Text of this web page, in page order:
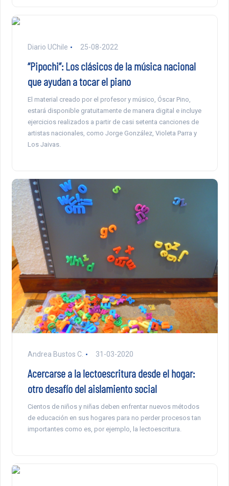
Diario UChile 25-08-2022
“Pipochi”: Los clásicos de la música nacional
que ayudan a tocar el piano
El material creado por el profesor y músico, Óscar Pino,
estará disponible gratuitamente de manera digital e incluye
ejercicios realizados a partir de casi setenta canciones de
artistas nacionales, como Jorge González, Violeta Parra y
Los Jaivas.
Andrea Bustos C. 31-03-2020
Acercarse a la lectoescritura desde el hogar:
otro desafío del aislamiento social
Cientos de niños y niñas deben enfrentar nuevos métodos
de educación en sus hogares para no perder procesos tan
importantes como es, por ejemplo, la lectoescritura.